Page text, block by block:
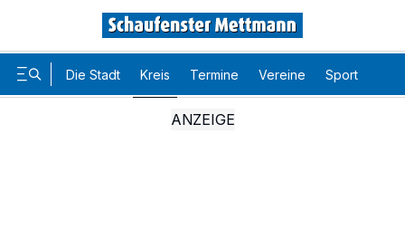
Die Stadt Kreis Termine Vereine Sport